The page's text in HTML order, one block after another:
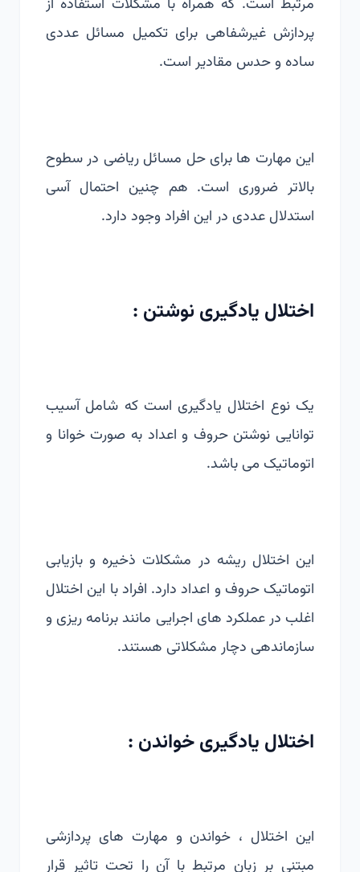
مرتبط است. که همراه با مشکلات استفاده از
پردازش غیرشفاهی برای تکمیل مسائل عددی
ساده و حدس مقادیر است.
این مهارت ها برای حل مسائل ریاضی در سطوح
بالاتر ضروری است. هم چنین احتمال آسی
استدلال عددی در این افراد وجود دارد.
اختلال یادگیری نوشتن :
یک نوع اختلال یادگیری است که شامل آسیب
توانایی نوشتنحروف و اعداد به صورت خوانا و
اتوماتیک می باشد.
این اختلال ریشه در مشکلات ذخیره و بازیابی
اتوماتیک حروف و اعداد دارد. افراد با این اختلال
اغلب در عملکرد های اجرایی مانند برنامه ریزی و
سازماندهی دچار مشکلاتی هستند.
اختلال یادگیری خواندن :
این اختلال ، خواندن و مهارت های پردازشی
مبتنی بر زبان مرتبط با آن را تحت تاثیر قرار